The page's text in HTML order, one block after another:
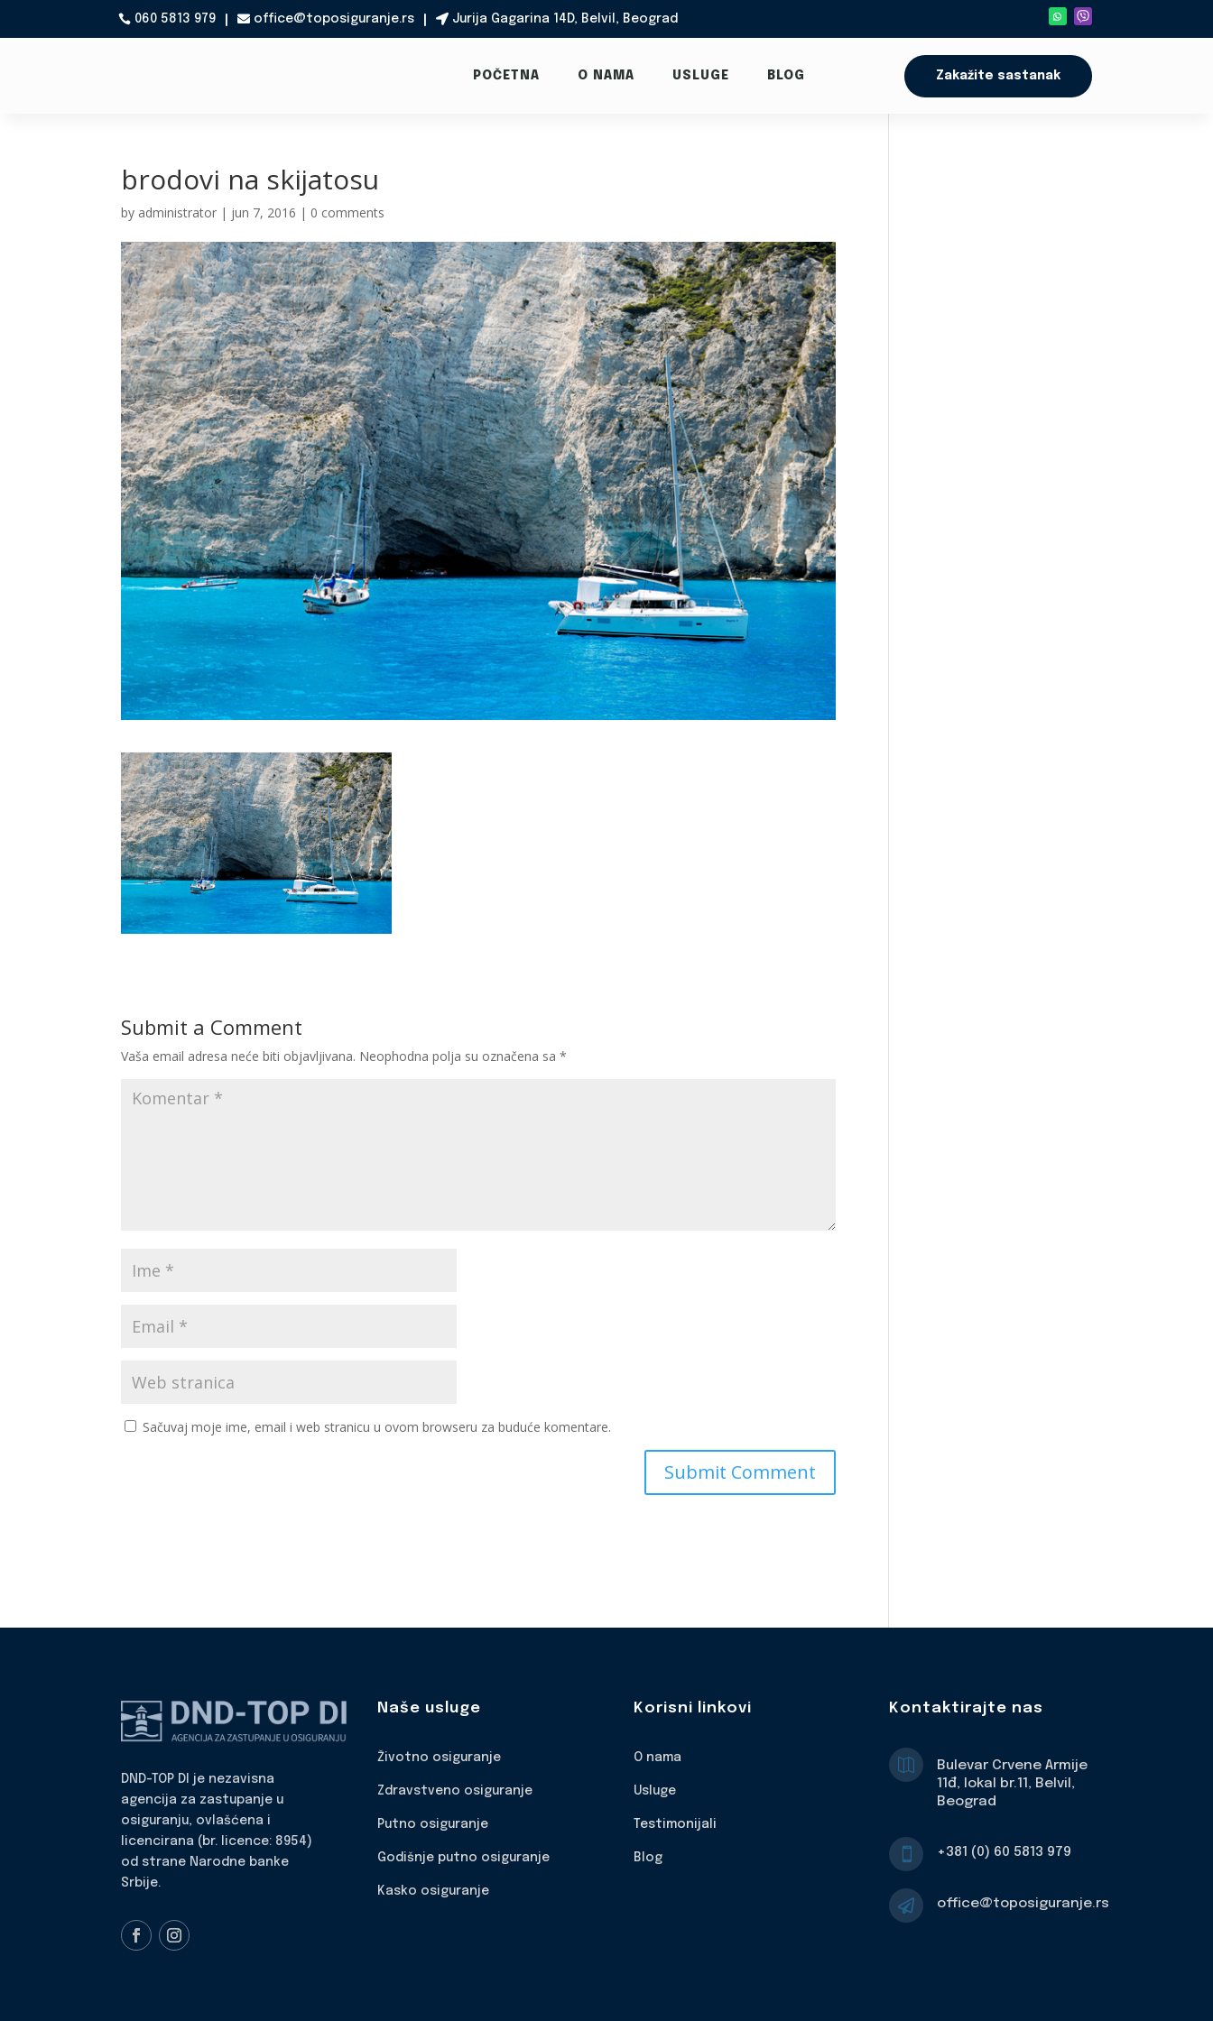
060 5813 979  office@toposiguranje.rs Jurija Gagarina 14D, Belvil, Beograd
POČETNA O NAMA USLUGE BLOG Zakažite sastanak
brodovi na skijatosu
by administrator | jun 7, 2016 | 0 comments
Submit a Comment
Vaša email adresa neće biti objavljivana. Neophodna polja su označena sa*
Sačuvaj moje ime, email i web stranicu u ovom browseru za buduće komentare.
DND-TOP DI je nezavisna
agencija za zastupanje u
osiguranju, ovlašćena i
licencirana (br. licence: 8954)
od strane Narodne banke
Srbije.
Naše usluge
Životno osiguranje
Zdravstveno osiguranje
Putno osiguranje
Godišnje putno osiguranje
Kasko osiguranje
Korisni linkovi
O nama
Usluge
Testimonijali
Blog
Kontaktirajte nas

Bulevar Crvene Armije
11đ, lokal br.11, Belvil,
Beograd
 +381 (0) 60 5813 979
 office@toposiguranje.rs